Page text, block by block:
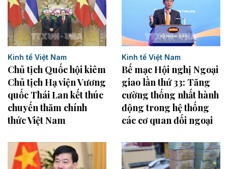
Kinh tế Việt Nam
Chủ tịch Quốc hội kiêm
Chủ tịch Hạ viện Vương
quốc Thái Lan kết thúc
chuyến thăm chính
thức Việt Nam
Kinh tế Việt Nam
Bế mạc Hội nghị Ngoại
giao lần thứ 33: Tăng
cường thống nhất hành
động trong hệ thống
các cơ quan đối ngoại